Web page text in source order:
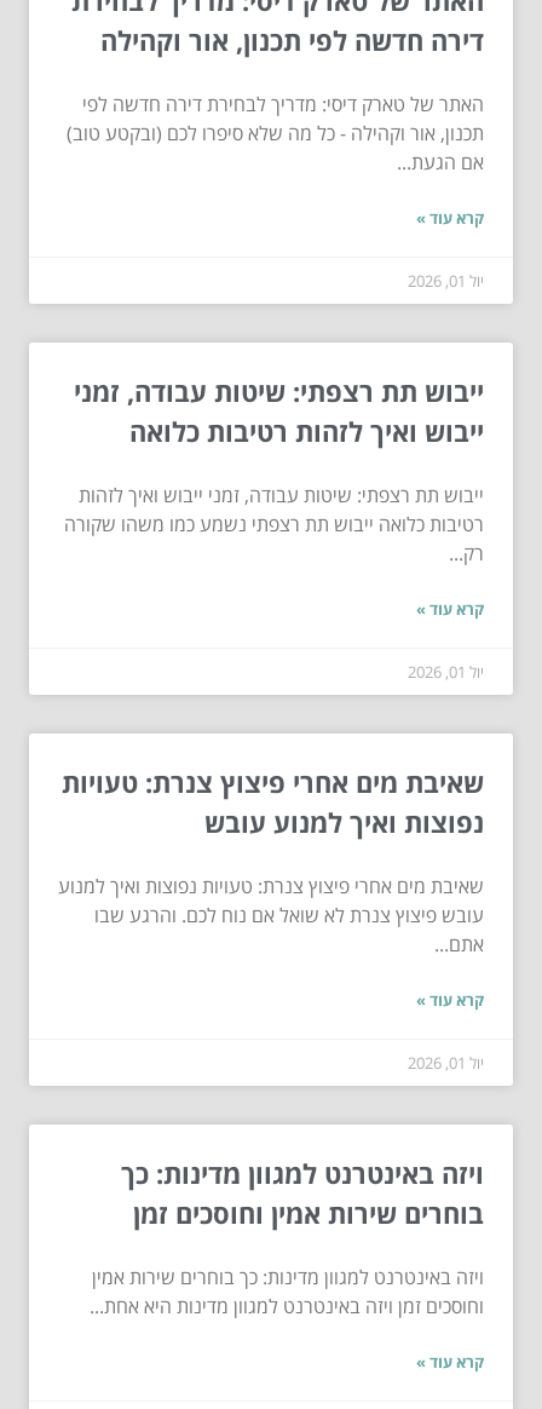
דירה חדשה לפי תכנון, אור וקהילה
האתר של טארק דיסי: מדריך לבחירת דירה חדשה לפי
תכנון, אור וקהילה - כל מה שלא סיפרו לכם (ובקטע טוב)
אם הגעת...
קרא עוד »
יול 01, 2026
ייבוש תת רצפתי: שיטות עבודה, זמני
ייבוש ואיך לזהות רטיבות כלואה
ייבוש תת רצפתי: שיטות עבודה, זמני ייבוש ואיך לזהות
רטיבות כלואה ייבוש תת רצפתי נשמע כמו משהו שקורה
רק...
קרא עוד »
יול 01, 2026
שאיבת מים אחרי פיצוץ צנרת: טעויות
נפוצות ואיך למנוע עובש
שאיבת מים אחרי פיצוץ צנרת: טעויות נפוצות ואיך למנוע
עובש פיצוץ צנרת לא שואל אם נוח לכם. והרגע שבו
אתם...
קרא עוד »
יול 01, 2026
ויזה באינטרנט למגוון מדינות: כך
בוחרים שירות אמין וחוסכים זמן
ויזה באינטרנט למגוון מדינות: כך בוחרים שירות אמין
וחוסכים זמן ויזה באינטרנט למגוון מדינות היא אחת...
קרא עוד »